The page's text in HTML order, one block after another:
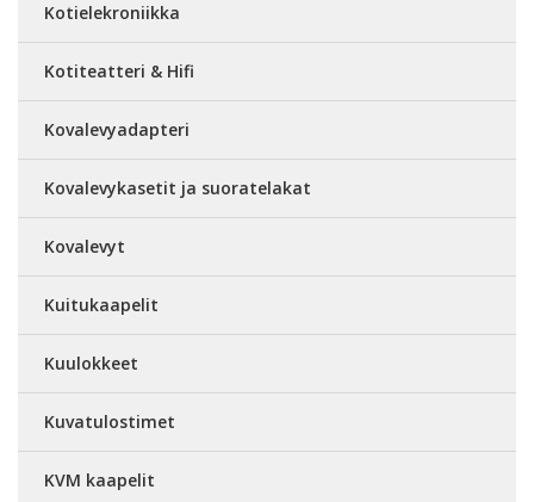
Kotielekroniikka
Kotiteatteri & Hifi
Kovalevyadapteri
Kovalevykasetit ja suoratelakat
Kovalevyt
Kuitukaapelit
Kuulokkeet
Kuvatulostimet
KVM kaapelit